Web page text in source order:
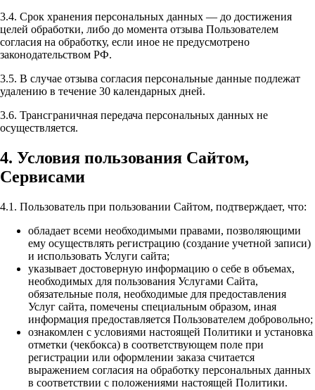
3.4. Срок хранения персональных данных — до достижения
целей обработки, либо до момента отзыва Пользователем
согласия на обработку, если иное не предусмотрено
законодательством РФ.
3.5. В случае отзыва согласия персональные данные подлежат
удалению в течение 30 календарных дней.
3.6. Трансграничная передача персональных данных не
осуществляется.
4. Условия пользования Сайтом,
Сервисами
4.1. Пользователь при пользовании Сайтом, подтверждает, что:
обладает всеми необходимыми правами, позволяющими
ему осуществлять регистрацию (создание учетной записи)
и использовать Услуги сайта;
указывает достоверную информацию о себе в объемах,
необходимых для пользования Услугами Сайта,
обязательные поля, необходимые для предоставления
Услуг сайта, помечены специальным образом, иная
информация предоставляется Пользователем добровольно;
ознакомлен с условиями настоящей Политики и установка
отметки (чекбокса) в соответствующем поле при
регистрации или оформлении заказа считается
выражением согласия на обработку персональных данных
в соответствии с положениями настоящей Политики.